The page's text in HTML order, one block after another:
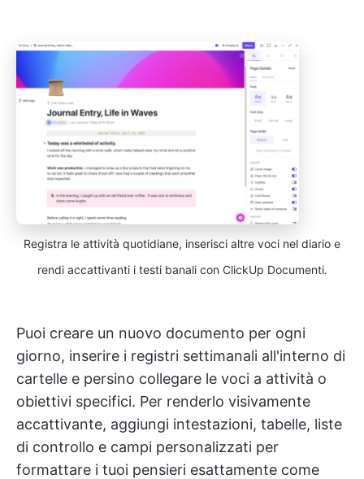
Registra le attività quotidiane, inserisci altre voci nel diario e
rendi accattivanti i testi banali con ClickUp Documenti.
Puoi creare un nuovo documento per ogni
giorno, inserire i registri settimanali all'interno di
cartelle e persino collegare le voci a attività o
obiettivi specifici. Per renderlo visivamente
accattivante, aggiungi intestazioni, tabelle, liste
di controllo e campi personalizzati per
formattare i tuoi pensieri esattamente come